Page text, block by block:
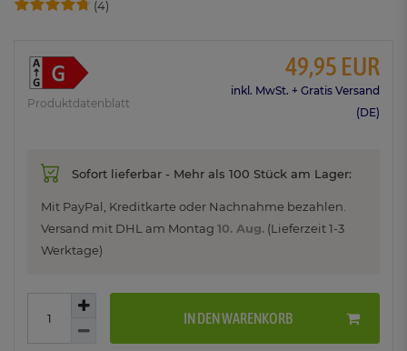
(4)
Produktdatenblatt
49,95 EUR
inkl. MwSt. + Gratis Versand
(DE)
Sofort lieferbar - Mehr als 100 Stück am Lager:
Mit PayPal, Kreditkarte oder Nachnahme bezahlen.
Versand mit DHL am Montag 10. Aug. (Lieferzeit 1-3
Werktage)
IN DEN WARENKORB